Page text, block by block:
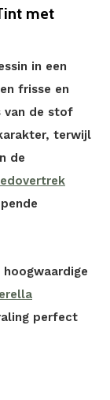
met
in een
frisse en
van de stof
terwijl
de
perfect